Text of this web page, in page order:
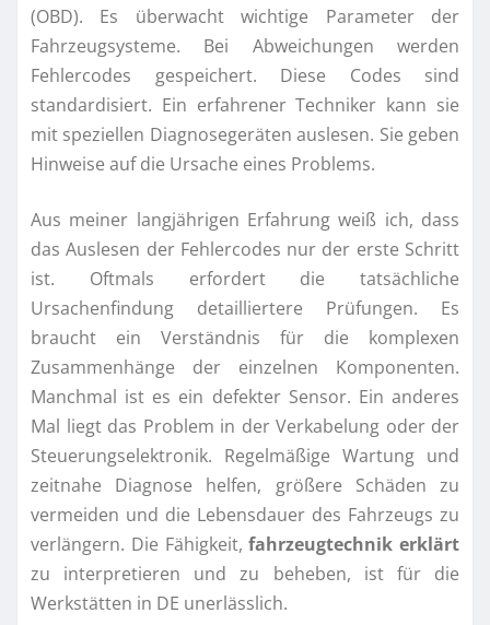
(OBD). Es überwacht wichtige Parameter der
Fahrzeugsysteme. Bei Abweichungen werden
Fehlercodes gespeichert. Diese Codes sind
standardisiert. Ein erfahrener Techniker kann sie
mit speziellen Diagnosegeräten auslesen. Sie geben
Hinweise auf die Ursache eines Problems.
Aus meiner langjährigen Erfahrung weiß ich, dass
das Auslesen der Fehlercodes nur der erste Schritt
ist. Oftmals erfordert die tatsächliche
Ursachenfindung detailliertere Prüfungen. Es
braucht ein Verständnis für die komplexen
Zusammenhänge der einzelnen Komponenten.
Manchmal ist es ein defekter Sensor. Ein anderes
Mal liegt das Problem in der Verkabelung oder der
Steuerungselektronik. Regelmäßige Wartung und
zeitnahe Diagnose helfen, größere Schäden zu
vermeiden und die Lebensdauer des Fahrzeugs zu
verlängern. Die Fähigkeit,fahrzeugtechnik erklärt
zu interpretieren und zu beheben, ist für die
Werkstätten in DE unerlässlich.